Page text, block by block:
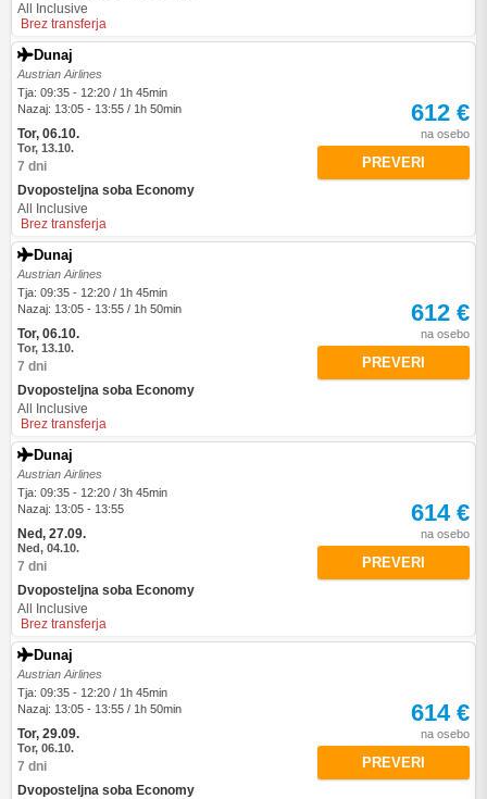
All Inclusive
Brez transferja
Dunaj
Austrian Airlines
Tja: 09:35 - 12:20 / 1h 45min
Nazaj: 13:05 - 13:55 / 1h 50min
Tor, 06.10.
Tor, 13.10.
7 dni
Dvoposteljna soba Economy
All Inclusive
Brez transferja
612 €
na osebo
PREVERI
Dunaj
Austrian Airlines
Tja: 09:35 - 12:20 / 1h 45min
Nazaj: 13:05 - 13:55 / 1h 50min
Tor, 06.10.
Tor, 13.10.
7 dni
Dvoposteljna soba Economy
All Inclusive
Brez transferja
612 €
na osebo
PREVERI
Dunaj
Austrian Airlines
Tja: 09:35 - 12:20 / 3h 45min
Nazaj: 13:05 - 13:55
Ned, 27.09.
Ned, 04.10.
7 dni
Dvoposteljna soba Economy
All Inclusive
Brez transferja
614 €
na osebo
PREVERI
Dunaj
Austrian Airlines
Tja: 09:35 - 12:20 / 1h 45min
Nazaj: 13:05 - 13:55 / 1h 50min
Tor, 29.09.
Tor, 06.10.
7 dni
Dvoposteljna soba Economy
614 €
na osebo
PREVERI